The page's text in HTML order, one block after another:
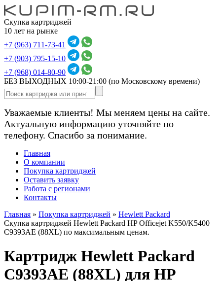
Скупка картриджей
10 лет на рынке
+7 (963) 711-73-41
+7 (903) 795-15-10
+7 (968) 014-80-90
БЕЗ ВЫХОДНЫХ 10:00-21:00 (по Московскому времени)
Уважаемые клиенты! Мы меняем цены на сайте.
Актуальную информацию уточняйте по
телефону. Спасибо за понимание.
Главная
О компании
Покупка картриджей
Оставить заявку
Работа с регионами
Контакты
Главная » Покупка картриджей » Hewlett Packard
Скупка картриджей Hewlett Packard HP Officejet K550/K5400
C9393AE (88XL) по максимальным ценам.
Картридж Hewlett Packard
C9393AE (88XL) для HP